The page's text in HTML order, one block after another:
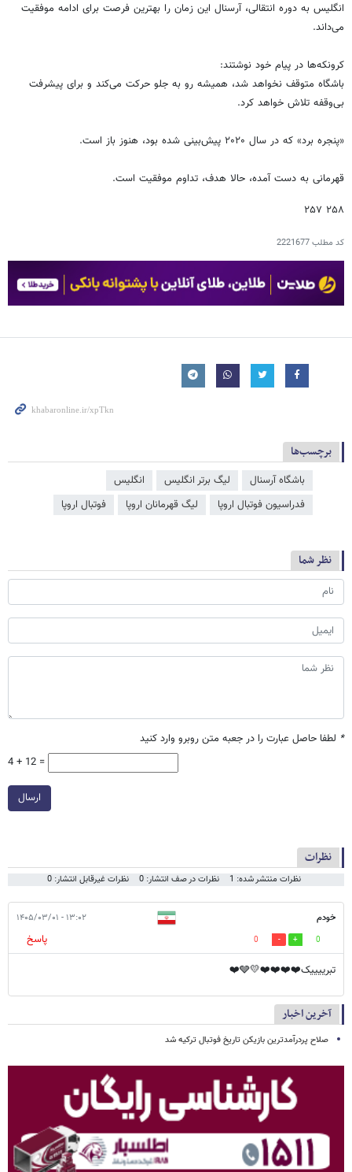
انگلیس به دوره انتقالی، آرسنال این زمان را بهترین فرصت برای ادامه موفقیت
می‌داند.
کرونکه‌ها در پیام خود نوشتند:
باشگاه متوقف نخواهد شد، همیشه رو به جلو حرکت می‌کند و برای پیشرفت
بی‌وقفه تلاش خواهد کرد.
«پنجره برد» که در سال ۲۰۲۰ پیش‌بینی شده بود، هنوز باز است.
قهرمانی به دست آمده، حالا هدف، تداوم موفقیت است.
۲۵۸ ۲۵۷
کد مطلب2221677
برچسب‌ها
باشگاه آرسنال لیگ برتر انگلیس
انگلیس
فدراسیون فوتبال اروپا
لیگ قهرمانان اروپا فوتبال اروپا
نظر شما
* لطفا حاصل عبارت را در جعبه متن روبرو وارد کنید
4 + 12 =
ارسال
نظرات
نظرات منتشر شده: 1 نظرات در صف انتشار: 0 نظرات غیرقابل انتشار: 0
خودم ۱۳:۰۲ - ۱۴۰۵/۰۳/۰۱
0
0
پاسخ
تبرییییک❤️❤️❤️❤️💛🩶❤️
آخرین اخبار
صلاح پردرآمدترین بازیکن تاریخ فوتبال ترکیه شد